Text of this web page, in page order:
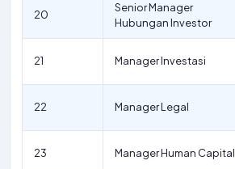
20
Senior Manager
Hubungan Investor
21 Manager Investasi
22 Manager Legal
23 Manager Human Capital